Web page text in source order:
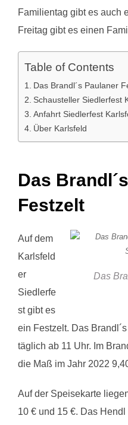
Familientag gibt es auch
Freitag gibt es einen
Table of Contents
Das Brandl´s Paulaner
Schausteller Siedlerfest
Anfahrt Siedlerfest
Über Karlsfeld
Das
Festzelt
Das
Auf dem
Karlsfeld
er
Siedlerfe
st gibt es
ein Festzelt. Das
täglich ab 11 Uhr. Im
die Maß im Jahr 2022
Auf der Speisekarte
10 € und 15 €. Das